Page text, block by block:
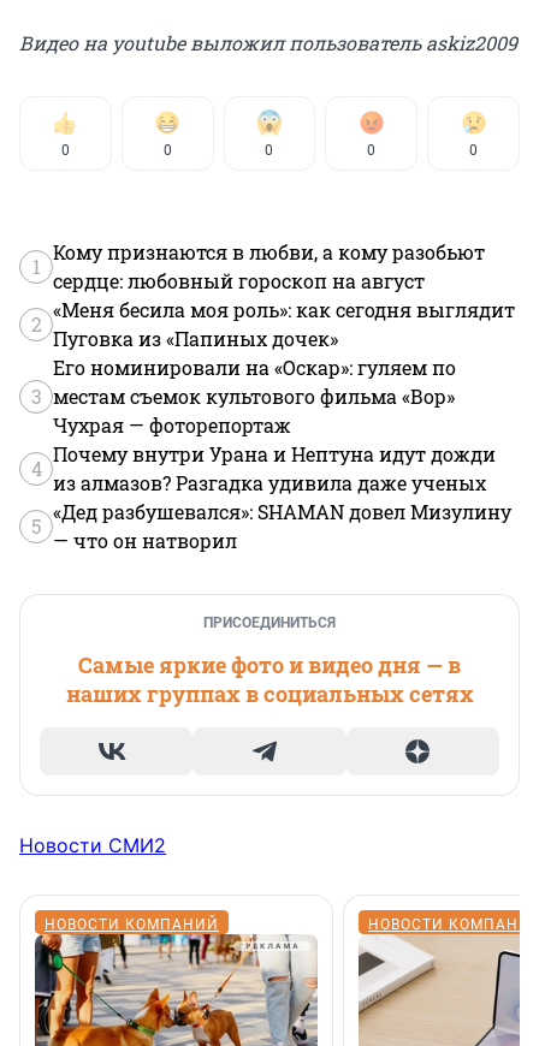
Видео на youtube выложил пользователь askiz2009
0 0 0 0 0
1
Кому признаются в любви, а кому разобьют
сердце: любовный гороскоп на август
2
«Меня бесила моя роль»: как сегодня выглядит
Пуговка из «Папиных дочек»
3
Его номинировали на «Оскар»: гуляем по
местам съемок культового фильма «Вор»
Чухрая — фоторепортаж
4
Почему внутри Урана и Нептуна идут дожди
из алмазов? Разгадка удивила даже ученых
5
«Дед разбушевался»: SHAMAN довел Мизулину
— что он натворил
ПРИСОЕДИНИТЬСЯ
Самые яркие фото и видео дня — в
наших группах в социальных сетях
Новости СМИ2
НОВОСТИ КОМПАНИЙ НОВОСТИ